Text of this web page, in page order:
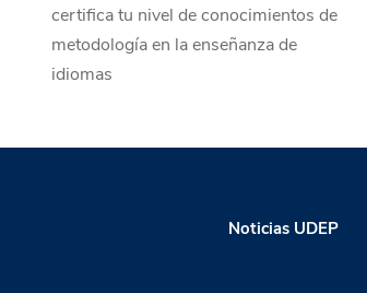
certifica tu nivel de conocimientos de
metodología en la enseñanza de
idiomas
Noticias UDEP